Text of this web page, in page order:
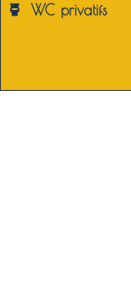
WC privatifs